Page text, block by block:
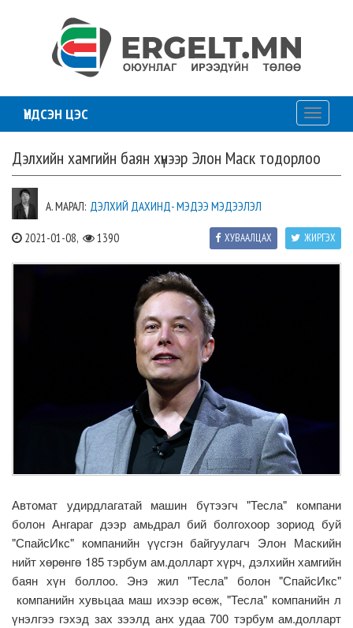
ҮНДСЭН ЦЭС
Toggle
Дэлхийн хамгийн баян хүнээр Элон Маск тодорлоо
А. МАРАЛ: ДЭЛХИЙ ДАХИНД- МЭДЭЭ МЭДЭЭЛЭЛ
2021-01-08, 1390 ЖИРГЭХ
ХУВААЛЦАХ
Автомат удирдлагатай машин бүтээгч "Тесла" компани
болон Ангараг дээр амьдрал бий болгохоор зориод буй
"СпайсИкс" компанийн үүсгэн байгуулагч Элон Маскийн
нийт хөрөнгө 185 тэрбум ам.долларт хүрч, дэлхийн хамгийн
баян хүн боллоо. Энэ жил "Тесла" болон "СпайсИкс"
компанийн хувьцаа маш ихээр өсөж, "Тесла" компанийн л
үнэлгээ гэхэд зах зээлд анх удаа 700 тэрбум ам.долларт